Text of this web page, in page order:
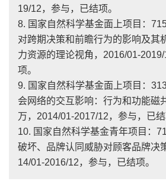
19/12，参与，已结项。
8. 国家自然科学基金面上项目：
对跨期决策和前瞻行为的影响及
力资源的理论视角，2016/01-
项。
9. 国家自然科学基金面上项目：
会网络的交互影响：行为和功能磁
万，2014/01-2017/12，参与，已结
10. 国家自然科学基金青年项目：
破坏、品牌认同威胁对顾客品牌决
14/01-2016/12，参与，已结项。